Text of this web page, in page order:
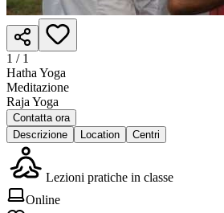
1 / 1
Hatha Yoga
Meditazione
Raja Yoga
Contatta ora
Descrizione
Location Centri
Lezioni pratiche in classe
Online